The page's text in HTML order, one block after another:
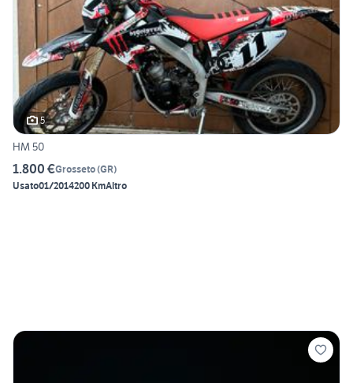
5
HM 50
1.800 €Grosseto(GR)
Usato01/2014200 KmAltro